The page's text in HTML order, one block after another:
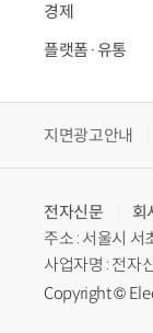
경제
플랫폼·유통
지면광고안내
전자신문
회
주소 : 서울시
사업자명 : 전자
Copyright ©